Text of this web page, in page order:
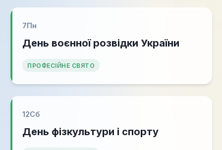
7Пн
День воєнної розвідки України
ПРОФЕСІЙНЕ СВЯТО
12Сб
День фізкультури і спорту